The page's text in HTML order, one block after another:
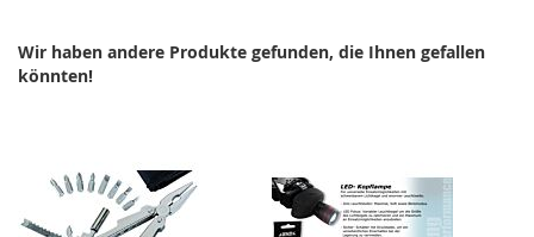
Wir haben andere Produkte gefunden, die Ihnen gefallen
könnten!